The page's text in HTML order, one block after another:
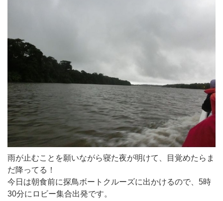
雨が止むことを願いながら寝た夜が明けて、目覚めたらま
だ降ってる！
今日は朝食前に探鳥ボートクルーズに出かけるので、5時
30分にロビー集合出発です。